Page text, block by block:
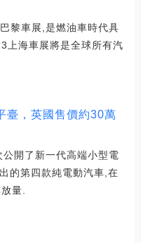
黎車展,是燃油車時代具
上海車展將是全球所有汽
臺，英國售價約30萬
開了新一代高端小型電
的第四款純電動汽車,在
量.